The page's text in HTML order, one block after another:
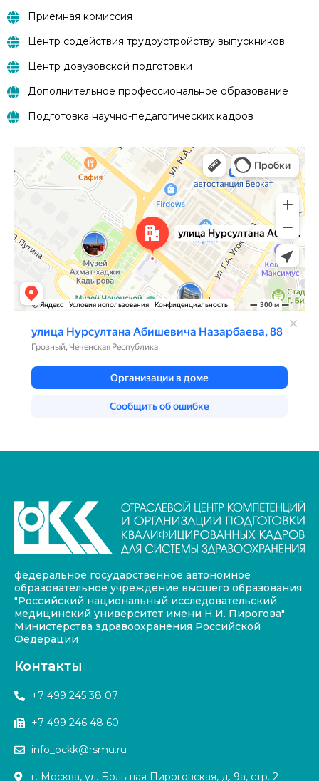
Приемная комиссия
Центр содействия трудоустройству выпускников
Центр довузовской подготовки
Дополнительное профессиональное образование
Подготовка научно-педагогических кадров
Грозный
Улица Нурсултана Назарбаева, 88 — Яндекс.Карты
федеральное государственное автономное
образовательное учреждение высшего образования
"Российский национальный исследовательский
медицинский университет имени Н.И. Пирогова"
Министерства здравоохранения Российской
Федерации
Контакты
+7 499 245 38 07
+7 499 246 48 60
info_ockk@rsmu.ru
г. Москва, ул. Большая Пироговская, д. 9а, стр. 2